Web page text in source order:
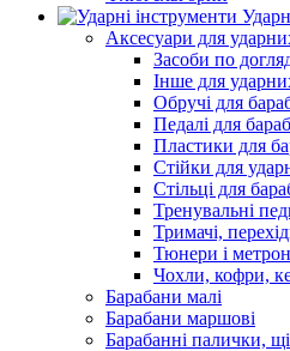
Аксесуари для
Засоби по
Інше для
Обручі для
Педалі для
Пластики для
Стійки для
Стільці для
Тренувальні
Тримачі,
Тюнери і
Чохли, кофри,
Барабани малі
Барабани маршові
Барабанні палички,